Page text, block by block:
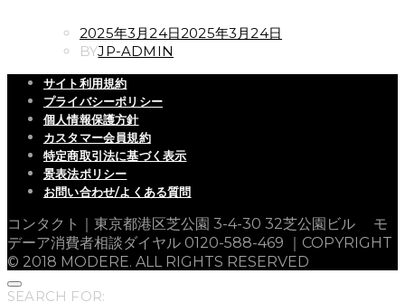
POSTED
ON
2025年3月24日2025年3月24日
BYJP-ADMIN
サイト利用規約
プライバシーポリシー
個人情報保護方針
カスタマー会員規約
特定商取引法に基づく表示
景表法ポリシー
お問い合わせ/よくある質問
コンタクト｜東京都港区芝公園 3-4-30 32芝公園ビル モ
デーア消費者相談ダイヤル 0120-588-469 ｜COPYRIGHT
© 2018 MODERE. ALL RIGHTS RESERVED
SEARCH FOR: